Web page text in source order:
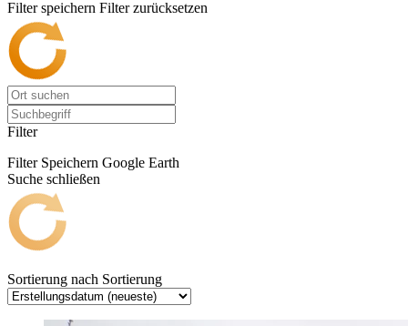
Filter speichern Filter zurücksetzen
Filter
Filter Speichern Google Earth
Suche schließen
Sortierung nach Sortierung